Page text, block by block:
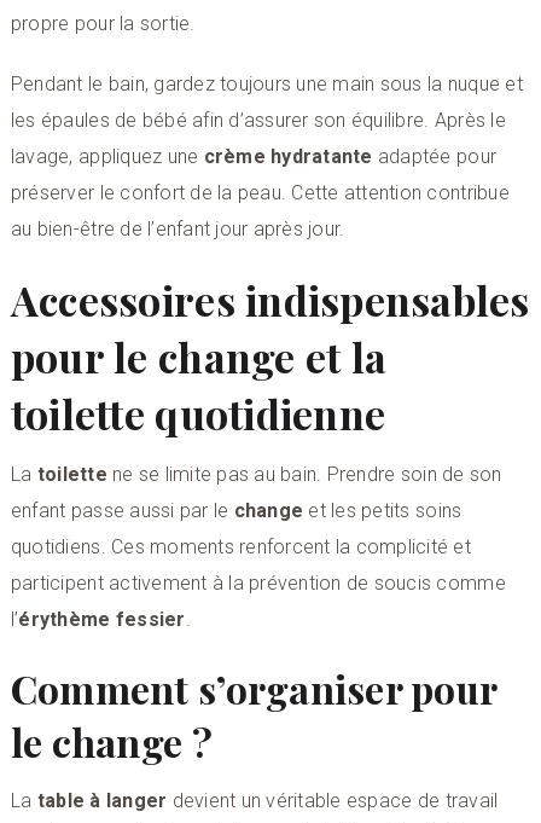
propre pour la sortie.
Pendant le bain, gardez toujours une main sous la nuque et
les épaules de bébé afin d’assurer son équilibre. Après le
lavage, appliquez une crème hydratante adaptée pour
préserver le confort de la peau. Cette attention contribue
au bien-être de l’enfant jour après jour.
Accessoires indispensables
pour le change et la
toilette quotidienne
La toilette ne se limite pas au bain. Prendre soin de son
enfant passe aussi par le change et les petits soins
quotidiens. Ces moments renforcent la complicité et
participent activement à la prévention de soucis comme
l’érythème fessier
Comment s’organiser pour
le change ?
La table à langer devient un véritable espace de travail